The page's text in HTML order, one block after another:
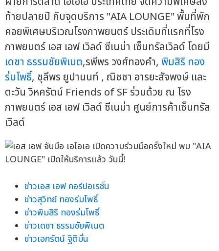
ท้ายปลายปี กับจุดบริการ "AIA LOUNGE" พื้นที่พัก
คอยพิเศษบริเวณโรงภาพยนตร์ ประเดิมที่แรกที่โรง
ภาพยนตร์ เอส เอฟ เวิลด์ ซีเนม่า เซ็นทรัลเวิลด์ โดยมี
เดชา ธรรมชัยพิเนต,รพีพร วงศ์ทองคำ, พิมสิริ ทอง
ร่มโพธิ์, ชุลีพร ยูปานนท์ , ณิชชา อารยะสัจพงษ์ และ
ตะวัน วิหครัตน์ Friends of SF ร่วมด้วย ณ โรง
ภาพยนตร์ เอส เอฟ เวิลด์ ซีเนม่า ศูนย์การค้าเซ็นทรัล
เวิลด์
ข่าวเอส เอฟ คอร์ปอเรชั่น
ข่าวสุวิทย์ ทองร่มโพธิ์
ข่าวพิมสิริ ทองร่มโพธิ์
ข่าวเดชา ธรรมชัยพิเนต
ข่าวเอกรัตน์ ฐิติมั่น